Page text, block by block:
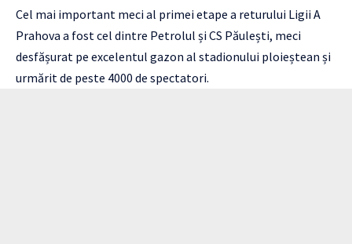
Cel mai important meci al primei etape a returului Ligii A
Prahova a fost cel dintre Petrolul și CS Păulești, meci
desfășurat pe excelentul gazon al stadionului ploieștean și
urmărit de peste 4000 de spectatori.